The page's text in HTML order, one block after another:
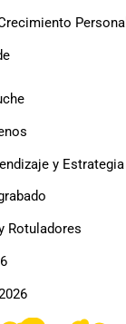
Personal
y Estrategia
Rotuladores